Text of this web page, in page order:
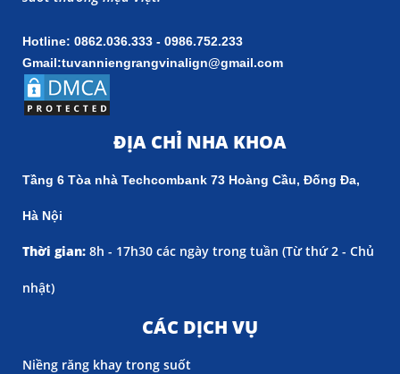
Hotline: 0862.036.333 - 0986.752.233
Gmail:tuvanniengrangvinalign@gmail.com
ĐỊA CHỈ NHA KHOA
Tầng 6 Tòa nhà Techcombank 73 Hoàng Cầu, Đống Đa,
Hà Nội
Thời gian: 8h - 17h30 các ngày trong tuần (Từ thứ 2 - Chủ
nhật)
CÁC DỊCH VỤ
Niềng răng khay trong suốt